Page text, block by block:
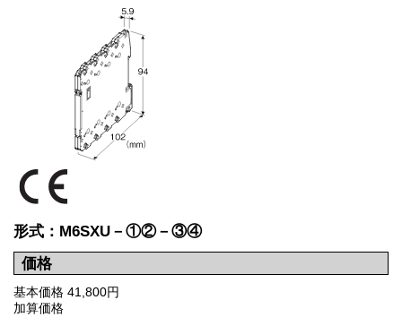
形式：M6SXU－①②－③④
価格
基本価格 41,800円
加算価格